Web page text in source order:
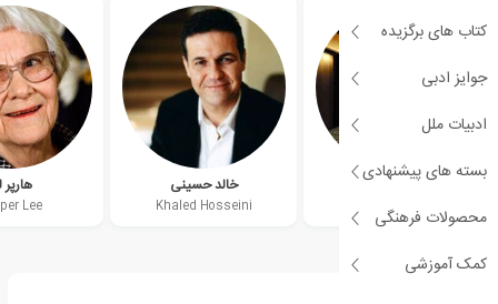
کتاب های برگزیده
جوایز ادبی
ادبیات ملل
بسته های پیشنهادی
محصولات فرهنگی
کمک آموزشی
دن براون
Dan Brown
خالد حسینی
Khaled Hosseini
Lee